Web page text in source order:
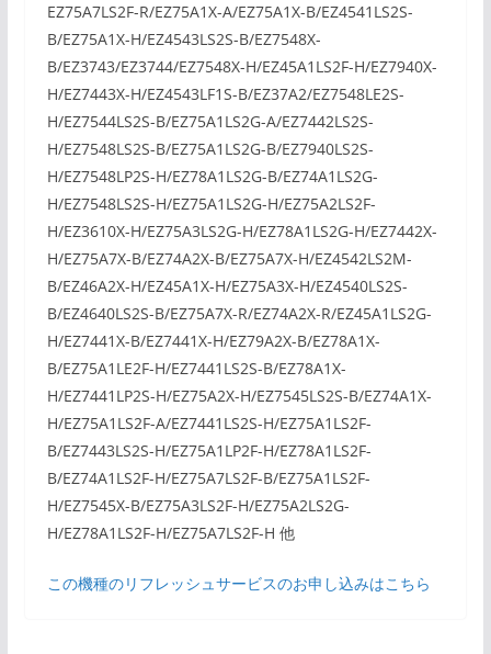
EZ75A7LS2F-R/EZ75A1X-A/EZ75A1X-B/EZ4541LS2S-
B/EZ75A1X-H/EZ4543LS2S-B/EZ7548X-
B/EZ3743/EZ3744/EZ7548X-H/EZ45A1LS2F-H/EZ7940X-
H/EZ7443X-H/EZ4543LF1S-B/EZ37A2/EZ7548LE2S-
H/EZ7544LS2S-B/EZ75A1LS2G-A/EZ7442LS2S-
H/EZ7548LS2S-B/EZ75A1LS2G-B/EZ7940LS2S-
H/EZ7548LP2S-H/EZ78A1LS2G-B/EZ74A1LS2G-
H/EZ7548LS2S-H/EZ75A1LS2G-H/EZ75A2LS2F-
H/EZ3610X-H/EZ75A3LS2G-H/EZ78A1LS2G-H/EZ7442X-
H/EZ75A7X-B/EZ74A2X-B/EZ75A7X-H/EZ4542LS2M-
B/EZ46A2X-H/EZ45A1X-H/EZ75A3X-H/EZ4540LS2S-
B/EZ4640LS2S-B/EZ75A7X-R/EZ74A2X-R/EZ45A1LS2G-
H/EZ7441X-B/EZ7441X-H/EZ79A2X-B/EZ78A1X-
B/EZ75A1LE2F-H/EZ7441LS2S-B/EZ78A1X-
H/EZ7441LP2S-H/EZ75A2X-H/EZ7545LS2S-B/EZ74A1X-
H/EZ75A1LS2F-A/EZ7441LS2S-H/EZ75A1LS2F-
B/EZ7443LS2S-H/EZ75A1LP2F-H/EZ78A1LS2F-
B/EZ74A1LS2F-H/EZ75A7LS2F-B/EZ75A1LS2F-
H/EZ7545X-B/EZ75A3LS2F-H/EZ75A2LS2G-
H/EZ78A1LS2F-H/EZ75A7LS2F-H 他
この機種のリフレッシュサービスのお申し込みはこちら